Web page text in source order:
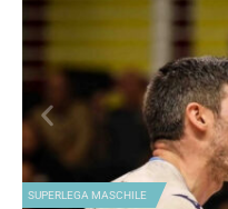
SUPERLEGA MASCHILE